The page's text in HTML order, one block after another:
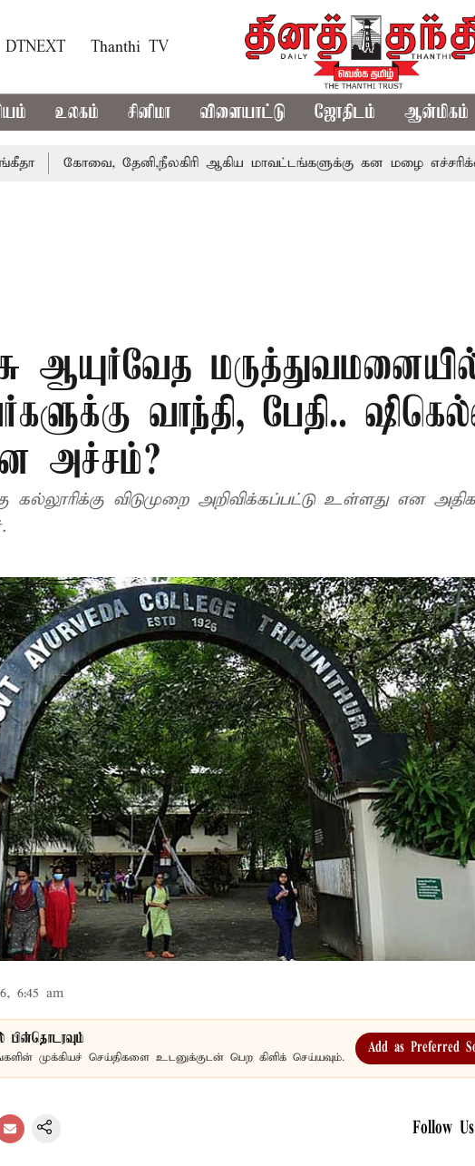
DTNEXT Thanthi TV
உலகம் சினிமா விளையாட்டு ஜோதிடம் ஆன்மிகம்
கோவை, தேனி,நீலகிரி ஆகிய மாவட்டங்களுக்கு கன மழை எச்சரிக்கை
ஆயுர்வேத
வாந்தி, பேதி..
அச்சம்?
கல்லூரிக்கு விடுமுறை அறிவிக்கப்பட்டு உள்ளது என
6:45 am
பின்தொடரவும்
முக்கியச் செய்திகளை உடனுக்குடன் பெற கிளிக் செய்யவும்.
Add as Preferred
Follow Us